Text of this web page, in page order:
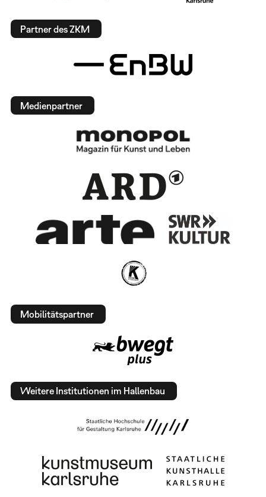
Partner des ZKM
Medienpartner
Mobilitätspartner
Weitere Institutionen im Hallenbau